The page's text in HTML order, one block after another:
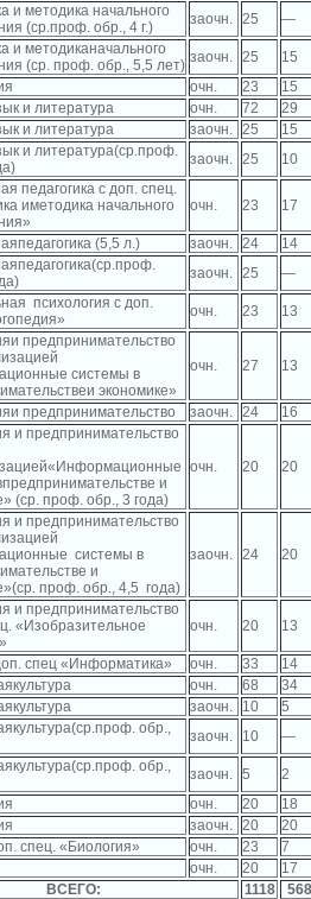
и методика начального
(ср.проф. обр., 4 г.)
заочн. 25 —
и методиканачального
(ср. проф. обр., 5,5 лет) заочн. 25
15
очн. 23
15
и литература очн. 72
29
и литература заочн. 25
15
и литература(ср.проф.
заочн. 25 10
педагогика с доп. спец.
иметодика начального
очн. 23 17
(5,5 л.) заочн. 24
14
заочн. 25 —
психология с доп.
очн. 23 13
предпринимательство
системы в
экономике»
очн. 27 13
предпринимательство заочн. 24 16
и предпринимательство
и
(ср. проф. обр., 3 года)
очн. 20 20
и предпринимательство
системы в
и
проф. обр., 4,5 года)
заочн. 24 20
и предпринимательство
«Изобразительное
очн. 20 13
спец «Информатика» очн. 33
14
очн. 68
34
заочн. 10
5
обр.,
заочн. 10 —
обр.,
заочн. 5
2
очн. 20
18
заочн. 20
20
спец. «Биология» очн. 23
7
очн. 20
17
ВСЕГО:
1118 568